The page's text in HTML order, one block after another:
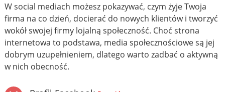
W social mediach możesz pokazywać, czym żyje Twoja
firma na co dzień, docierać do nowych klientów i tworzyć
wokół swojej firmy lojalną społeczność. Choć strona
internetowa to podstawa, media społecznościowe są jej
dobrym uzupełnieniem, dlatego warto zadbać o aktywną
w nich obecność.